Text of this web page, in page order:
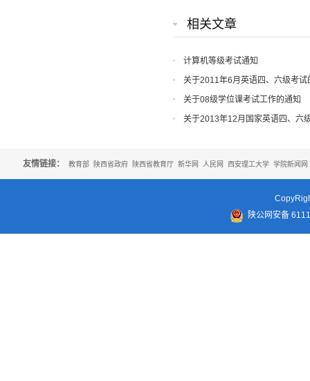
相关文章
计算机等级考试通知
关于2011年6月英语四、六级考试
关于08级学位课考试工作的通知
关于2013年12月国家英语四、六
友情链接： 教育部 陕西省政府 陕西省教育厅 新华网 人民网 西安理工大学 学院新闻网
陕公网安备